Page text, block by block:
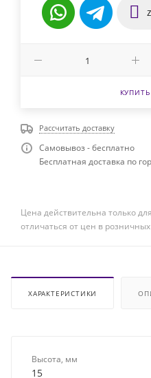
Рассчитать доставку
Самовывоз - бесплатно
Бесплатная доставка по
Цена действительна только
отличаться от цен в
ХАРАКТЕРИСТИКИ
Высота, мм
15